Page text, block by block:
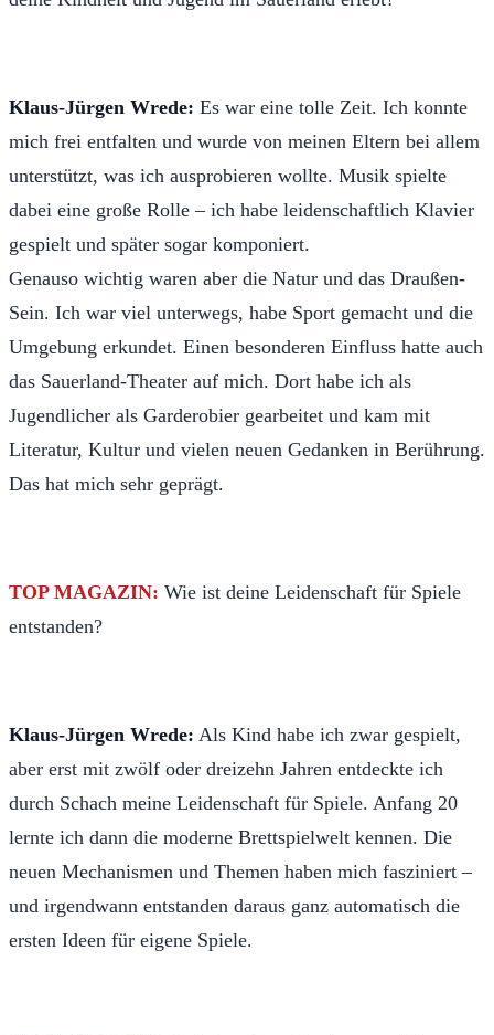
Klaus-Jürgen Wrede: Es war eine tolle Zeit. Ich konnte
mich frei entfalten und wurde von meinen Eltern bei allem
unterstützt, was ich ausprobieren wollte. Musik spielte
dabei eine große Rolle – ich habe leidenschaftlich Klavier
gespielt und später sogar komponiert.
Genauso wichtig waren aber die Natur und das Draußen-
Sein. Ich war viel unterwegs, habe Sport gemacht und die
Umgebung erkundet. Einen besonderen Einfluss hatte auch
das Sauerland-Theater auf mich. Dort habe ich als
Jugendlicher als Garderobier gearbeitet und kam mit
Literatur, Kultur und vielen neuen Gedanken in Berührung.
Das hat mich sehr geprägt.
TOP MAGAZIN: Wie ist deine Leidenschaft für Spiele
entstanden?
Klaus-Jürgen Wrede: Als Kind habe ich zwar gespielt,
aber erst mit zwölf oder dreizehn Jahren entdeckte ich
durch Schach meine Leidenschaft für Spiele. Anfang 20
lernte ich dann die moderne Brettspielwelt kennen. Die
neuen Mechanismen und Themen haben mich fasziniert –
und irgendwann entstanden daraus ganz automatisch die
ersten Ideen für eigene Spiele.